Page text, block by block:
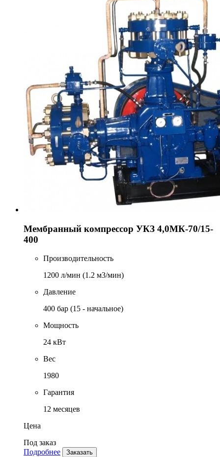
Мембранный компрессор УКЗ 4,0МК-70/15-
400
Производительность
1200 л/мин (1.2 м3/мин)
Давление
400 бар (15 - начальное)
Мощность
24 кВт
Вес
1980
Гарантия
12 месяцев
Цена
Под заказ
Подробнее
Заказать